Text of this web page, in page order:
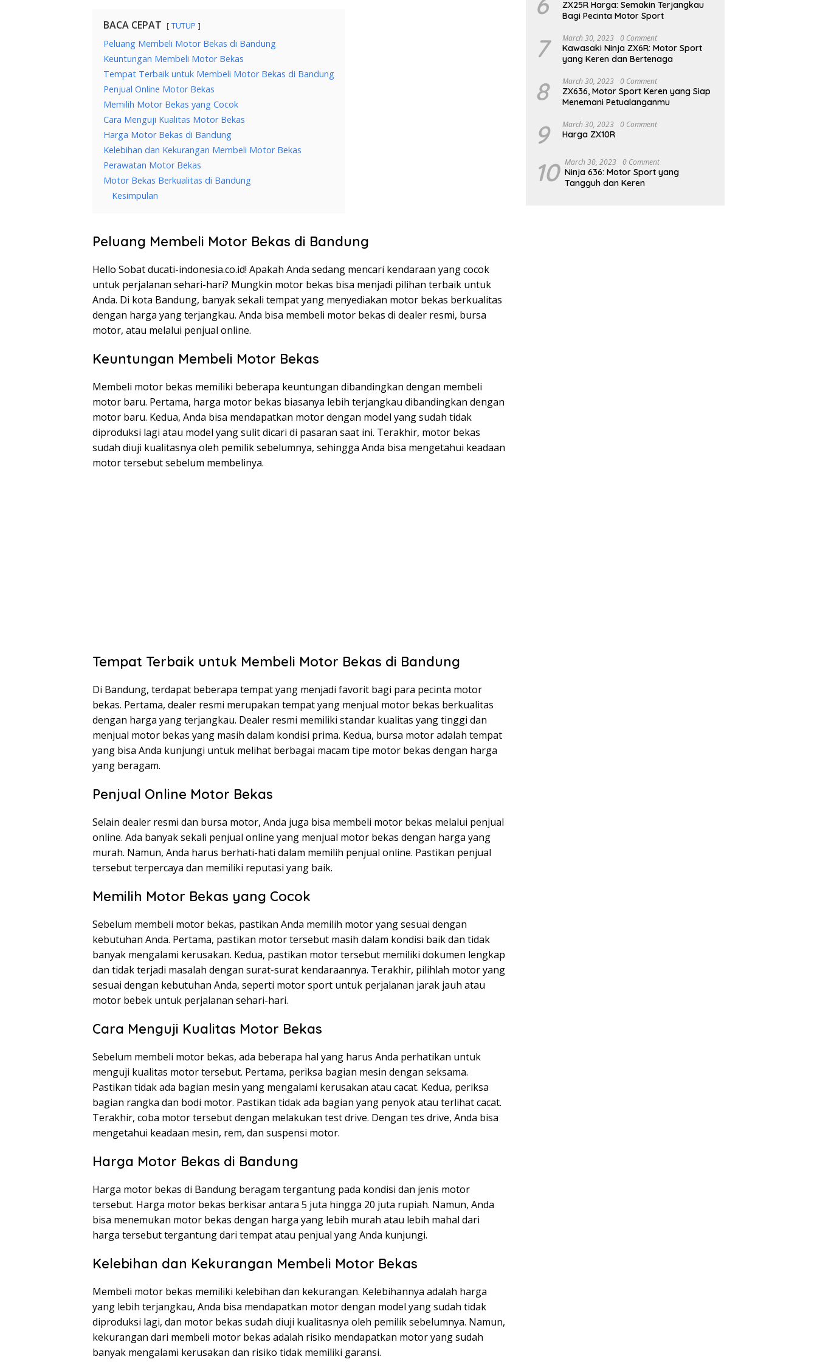
BACA CEPAT TUTUP
Peluang Membeli Motor Bekas di Bandung
Keuntungan Membeli Motor Bekas
Tempat Terbaik untuk Membeli Motor Bekas di Bandung
Penjual Online Motor Bekas
Memilih Motor Bekas yang Cocok
Cara Menguji Kualitas Motor Bekas
Harga Motor Bekas di Bandung
Kelebihan dan Kekurangan Membeli Motor Bekas
Perawatan Motor Bekas
Motor Bekas Berkualitas di Bandung
Kesimpulan
Peluang Membeli Motor Bekas di Bandung
Hello Sobat ducati-indonesia.co.id! Apakah Anda sedang mencari kendaraan yang cocok
untuk perjalanan sehari-hari? Mungkin motor bekas bisa menjadi pilihan terbaik untuk
Anda. Di kota Bandung, banyak sekali tempat yang menyediakan motor bekas berkualitas
dengan harga yang terjangkau. Anda bisa membeli motor bekas di dealer resmi, bursa
motor, atau melalui penjual online.
Keuntungan Membeli Motor Bekas
Membeli motor bekas memiliki beberapa keuntungan dibandingkan dengan membeli
motor baru. Pertama, harga motor bekas biasanya lebih terjangkau dibandingkan dengan
motor baru. Kedua, Anda bisa mendapatkan motor dengan model yang sudah tidak
diproduksi lagi atau model yang sulit dicari di pasaran saat ini. Terakhir, motor bekas
sudah diuji kualitasnya oleh pemilik sebelumnya, sehingga Anda bisa mengetahui keadaan
motor tersebut sebelum membelinya.
Tempat Terbaik untuk Membeli Motor Bekas di Bandung
Di Bandung, terdapat beberapa tempat yang menjadi favorit bagi para pecinta motor
bekas. Pertama, dealer resmi merupakan tempat yang menjual motor bekas berkualitas
dengan harga yang terjangkau. Dealer resmi memiliki standar kualitas yang tinggi dan
menjual motor bekas yang masih dalam kondisi prima. Kedua, bursa motor adalah tempat
yang bisa Anda kunjungi untuk melihat berbagai macam tipe motor bekas dengan harga
yang beragam.
Penjual Online Motor Bekas
Selain dealer resmi dan bursa motor, Anda juga bisa membeli motor bekas melalui penjual
online. Ada banyak sekali penjual online yang menjual motor bekas dengan harga yang
murah. Namun, Anda harus berhati-hati dalam memilih penjual online. Pastikan penjual
tersebut terpercaya dan memiliki reputasi yang baik.
Memilih Motor Bekas yang Cocok
Sebelum membeli motor bekas, pastikan Anda memilih motor yang sesuai dengan
kebutuhan Anda. Pertama, pastikan motor tersebut masih dalam kondisi baik dan tidak
banyak mengalami kerusakan. Kedua, pastikan motor tersebut memiliki dokumen lengkap
dan tidak terjadi masalah dengan surat-surat kendaraannya. Terakhir, pilihlah motor yang
sesuai dengan kebutuhan Anda, seperti motor sport untuk perjalanan jarak jauh atau
motor bebek untuk perjalanan sehari-hari.
Cara Menguji Kualitas Motor Bekas
Sebelum membeli motor bekas, ada beberapa hal yang harus Anda perhatikan untuk
menguji kualitas motor tersebut. Pertama, periksa bagian mesin dengan seksama.
Pastikan tidak ada bagian mesin yang mengalami kerusakan atau cacat. Kedua, periksa
bagian rangka dan bodi motor. Pastikan tidak ada bagian yang penyok atau terlihat cacat.
Terakhir, coba motor tersebut dengan melakukan test drive. Dengan tes drive, Anda bisa
mengetahui keadaan mesin, rem, dan suspensi motor.
Harga Motor Bekas di Bandung
Harga motor bekas di Bandung beragam tergantung pada kondisi dan jenis motor
tersebut. Harga motor bekas berkisar antara 5 juta hingga 20 juta rupiah. Namun, Anda
bisa menemukan motor bekas dengan harga yang lebih murah atau lebih mahal dari
harga tersebut tergantung dari tempat atau penjual yang Anda kunjungi.
Kelebihan dan Kekurangan Membeli Motor Bekas
Membeli motor bekas memiliki kelebihan dan kekurangan. Kelebihannya adalah harga
yang lebih terjangkau, Anda bisa mendapatkan motor dengan model yang sudah tidak
diproduksi lagi, dan motor bekas sudah diuji kualitasnya oleh pemilik sebelumnya. Namun,
kekurangan dari membeli motor bekas adalah risiko mendapatkan motor yang sudah
banyak mengalami kerusakan dan risiko tidak memiliki garansi.
ZX25R Harga: Semakin Terjangkau
Bagi Pecinta Motor Sport
7 March 30, 2023 0 Comment
Kawasaki Ninja ZX6R: Motor Sport
yang Keren dan Bertenaga
8 March 30, 2023 0 Comment
ZX636, Motor Sport Keren yang Siap
Menemani Petualanganmu
9 March 30, 2023 0 Comment
Harga ZX10R
10 March 30, 2023 0 Comment
Ninja 636: Motor Sport yang
Tangguh dan Keren